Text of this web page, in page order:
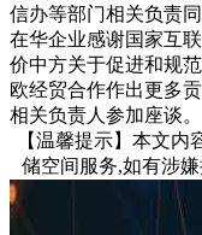
信办等部门相关负责
在华企业感谢国家互
价中方关于促进和规
欧经贸合作作出更多
相关负责人参加座谈。
【温馨提示】本文
储空间服务,如有涉